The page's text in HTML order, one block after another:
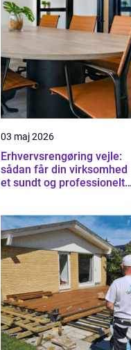
03 maj 2026
Erhvervsrengøring vejle:
sådan får din virksomhed
et sundt og professionelt